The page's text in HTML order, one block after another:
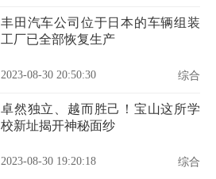
丰田汽车公司位于日本的车辆组装
工厂已全部恢复生产
2023-08-30 20:50:30 综合
卓然独立、越而胜己！宝山这所学
校新址揭开神秘面纱
2023-08-30 19:20:18 综合